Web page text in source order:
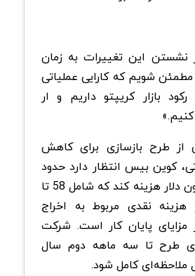
نشستن این تغییرات به زمان
مطمئن شویم که کارایی عملیاتی
بازار کریپتو داریم و ار
از طرح بازسازی برای کاهش
کوین بیس انتظار دارد حدود
149 تا 163 میلیون دلار هزینه کند که شامل 58 تا
هزینه نقدی مربوط به اخراج
مزایای پایان کار است. شرکت
طرح تا سه ماهه دوم سال